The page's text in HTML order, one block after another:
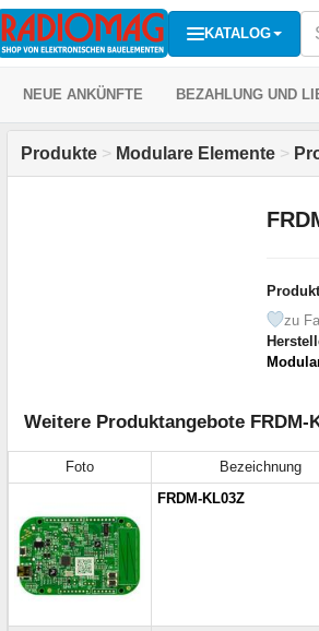
KATALOG
NEUE ANKÜNFTE BEZAHLUNG UND
Produkte > Modulare Elemente >
zu
Weitere Produktangebote FRDM-
Foto Bezeichnung
FRDM-KL03Z